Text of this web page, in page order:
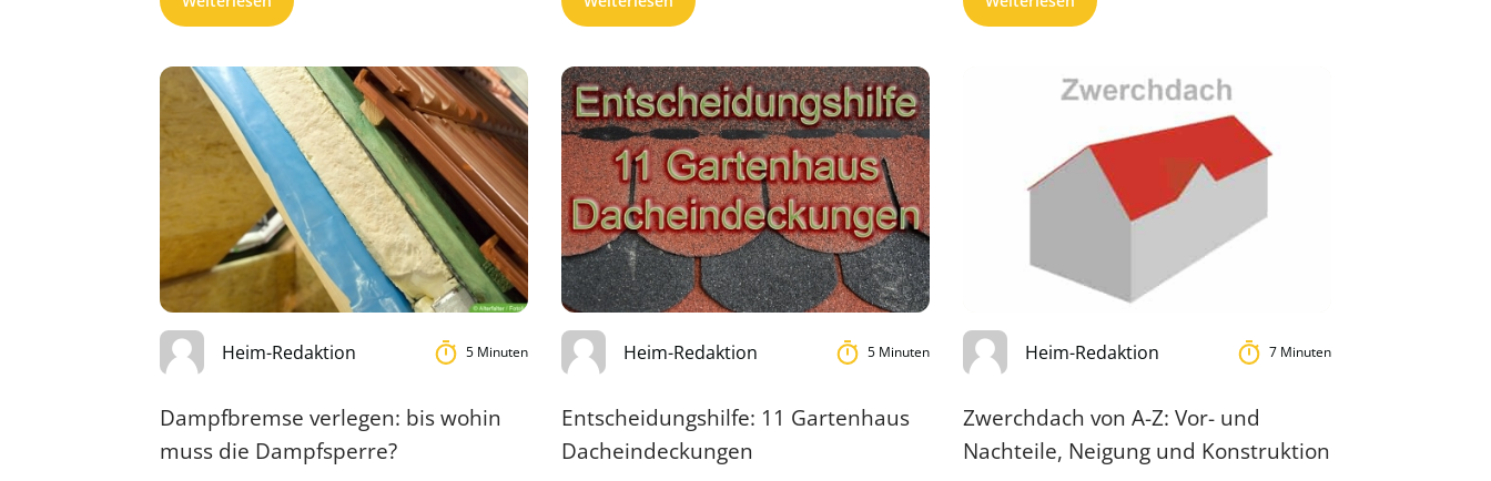
Heim-Redaktion 5 Minuten
Dampfbremse verlegen: bis wohin
muss die Dampfsperre?
Heim-Redaktion 5 Minuten
Entscheidungshilfe: 11 Gartenhaus
Dacheindeckungen
Heim-Redaktion 7 Minuten
Zwerchdach von A-Z: Vor- und
Nachteile, Neigung und Konstruktion